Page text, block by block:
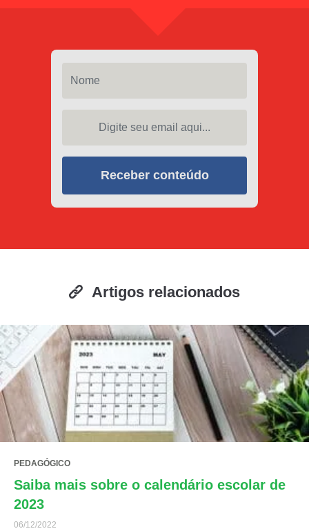
Receber conteúdo
Artigos relacionados
PEDAGÓGICO
Saiba mais sobre o calendário escolar de
2023
06/12/2022